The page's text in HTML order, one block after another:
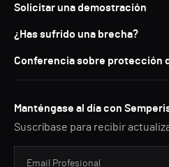
Solicitar una demostración
¿Has sufrido una brecha?
Conferencia sobre protección
Manténgase al día con
Suscríbase para recibir